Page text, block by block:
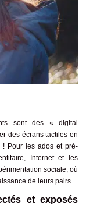
sont des « digital
des écrans tactiles en
! Pour les ados et pré-
Internet et les
sociale, où
de leurs pairs.
et exposés